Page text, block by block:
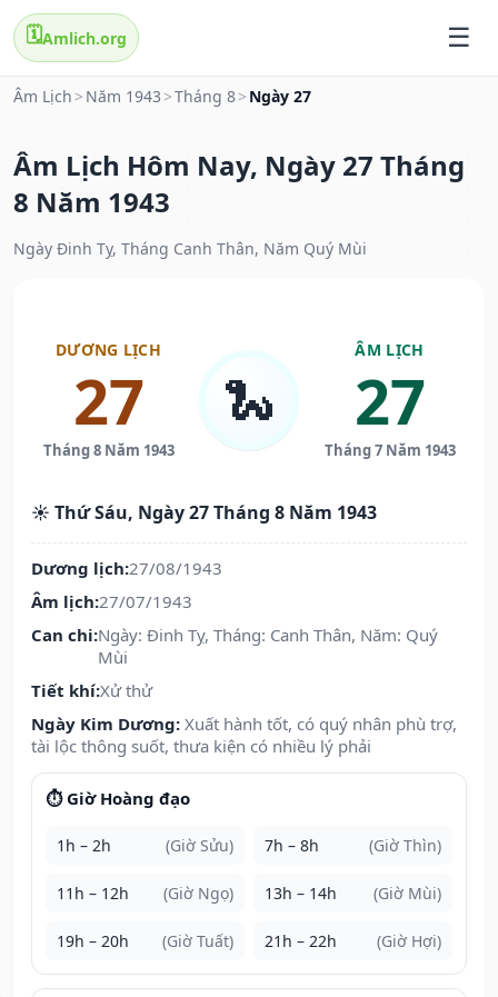
🗓️Amlich.org
Âm Lịch > Năm 1943 >Tháng 8> Ngày 27
Âm Lịch Hôm Nay, Ngày 27 Tháng
8 Năm 1943
Ngày Đinh Tỵ, Tháng Canh Thân, Năm Quý Mùi
DƯƠNG LỊCH
27
Tháng 8 Năm 1943
🐍
ÂM LỊCH
27
Tháng 7 Năm 1943
☀️ Thứ Sáu, Ngày 27 Tháng 8 Năm 1943
Dương lịch:27/08/1943
Âm lịch:27/07/1943
Can chi:Ngày: Đinh Tỵ, Tháng: Canh Thân, Năm: Quý
Mùi
Tiết khí:Xử thử
Ngày Kim Dương: Xuất hành tốt, có quý nhân phù trợ,
tài lộc thông suốt, thưa kiện có nhiều lý phải
⏱️ Giờ Hoàng đạo
1h – 2h (Giờ Sửu) 7h – 8h (Giờ Thìn)
11h – 12h (Giờ Ngọ) 13h – 14h (Giờ Mùi)
19h – 20h (Giờ Tuất) 21h – 22h (Giờ Hợi)